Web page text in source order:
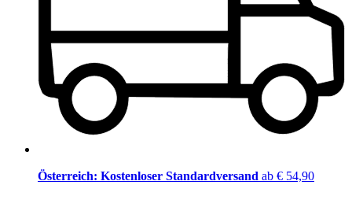
Österreich: Kostenloser Standardversand ab € 54,90